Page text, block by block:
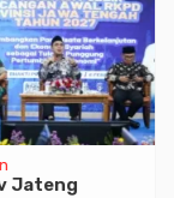
Jateng